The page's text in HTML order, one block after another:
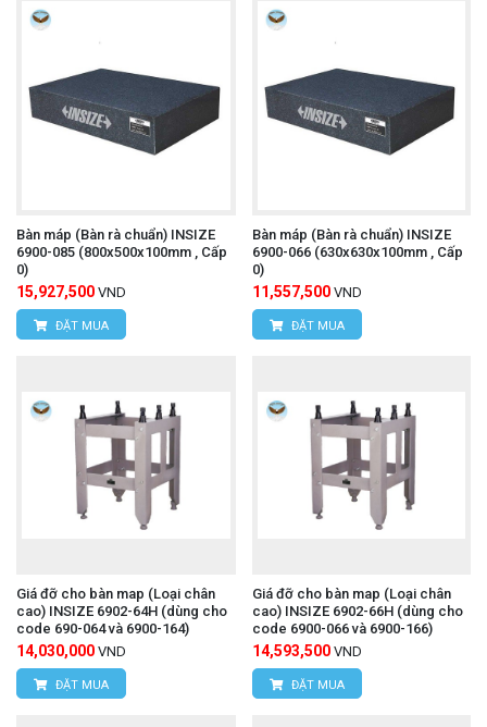
Bàn máp (Bàn rà chuẩn) INSIZE
6900-085 (800x500x100mm , Cấp
0)
15,927,500 VND
ĐẶT MUA
Bàn máp (Bàn rà chuẩn) INSIZE
6900-066 (630x630x100mm , Cấp
0)
11,557,500 VND
ĐẶT MUA
Giá đỡ cho bàn map (Loại chân
cao) INSIZE 6902-64H (dùng cho
code 690-064 và 6900-164)
14,030,000 VND
ĐẶT MUA
Giá đỡ cho bàn map (Loại chân
cao) INSIZE 6902-66H (dùng cho
code 6900-066 và 6900-166)
14,593,500 VND
ĐẶT MUA